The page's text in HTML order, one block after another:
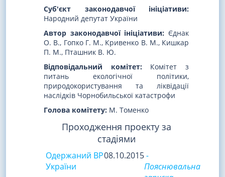
Суб'єкт законодавчої ініціативи:
Народний депутат України
Автор законодавчої ініціативи: Єднак
О. В., Гопко Г. М., Кривенко В. М., Кишкар
П. М., Пташник В. Ю.
Відповідальний комітет:Комітет з
питань екологічної політики,
природокористування та ліквідації
наслідків Чорнобильської катастрофи
Голова комітету: М. Томенко
Проходження проекту за
стадіями
Одержаний ВР
України
08.10.2015-
Пояснювальна